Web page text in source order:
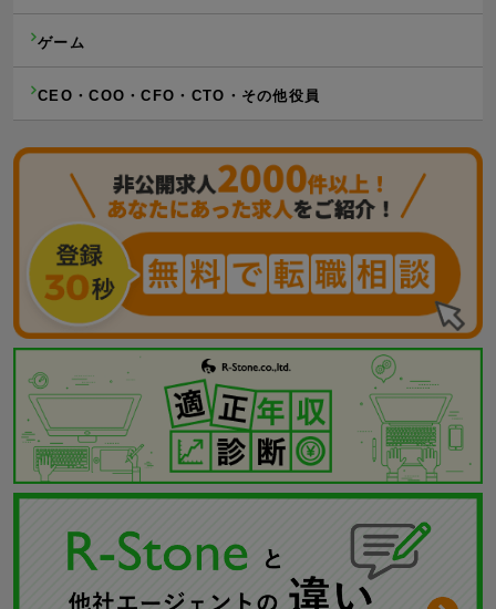
ゲーム
CEO・COO・CFO・CTO・その他役員